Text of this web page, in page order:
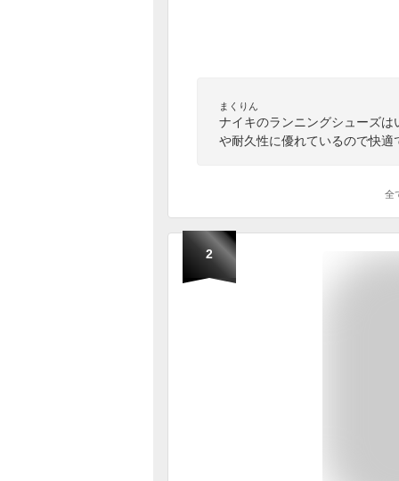
まくりん
ナイキのランニングシューズ
や耐久性に優れているので快
全
2